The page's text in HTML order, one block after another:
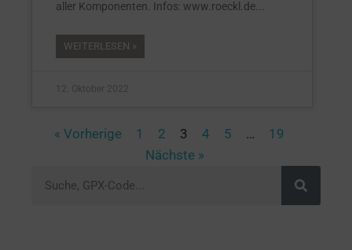
aller Komponenten. Infos: www.roeckl.de
WEITERLESEN »
12. Oktober 2022
« Vorherige 1 2 3 4 5 …
19
Nächste »